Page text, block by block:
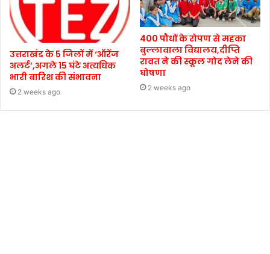
उत्तराखंड के 5 जिलों में ‘ऑरेंज
अलर्ट’,अगले 15 घंटे अत्यधिक
भारी बारिश की संभावना
2 weeks ago
400 पौधों के रोपण से महका
बुल्लावाला विद्यालय,दीप्ति
रावत ने की स्कूल गोद लेने की
घोषणा
2 weeks ago